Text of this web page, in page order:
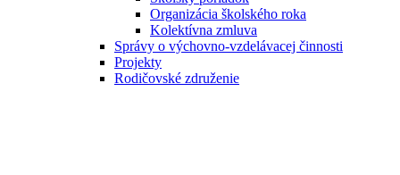
Organizácia školského roka
Kolektívna zmluva
Správy o výchovno-vzdelávacej činnosti
Projekty
Rodičovské združenie